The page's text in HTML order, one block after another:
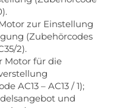
zur Einstellung
(Zubehörcodes
2).
Motor für die
AC13 – AC13 / 1);
und